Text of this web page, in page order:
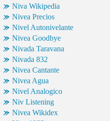
Niva Wikipedia
Nivea Precios
Nivel Autonivelante
Nivea Goodbye
Nivada Taravana
Nivada 832
Nivea Cantante
Nivea Agua
Nivel Analogico
Niv Listening
Nivea Wikidex